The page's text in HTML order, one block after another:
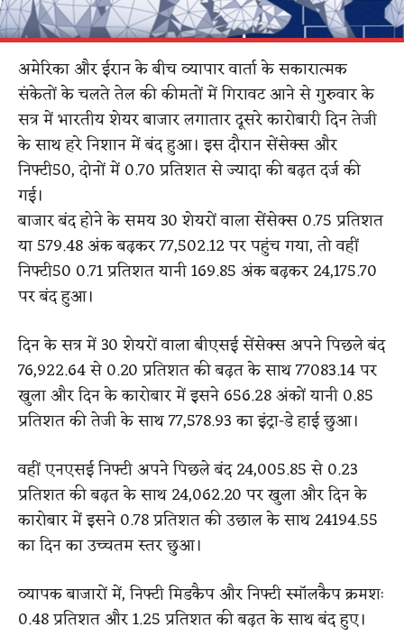
अमेरिका और ईरान के बीच व्यापार वार्ता के सकारात्मक
संकेतों के चलते तेल की कीमतों में गिरावट आने से गुरुवार के
सत्र में भारतीय शेयर बाजार लगातार दूसरे कारोबारी दिन तेजी
के साथ हरे निशान में बंद हुआ। इस दौरान सेंसेक्स और
निफ्टी50, दोनों में 0.70 प्रतिशत से ज्यादा की बढ़त दर्ज की
गई।
बाजार बंद होने के समय 30 शेयरों वाला सेंसेक्स 0.75 प्रतिशत
या 579.48 अंक बढ़कर 77,502.12 पर पहुंच गया, तो वहीं
निफ्टी50 0.71 प्रतिशत यानी 169.85 अंक बढ़कर 24,175.70
पर बंद हुआ।
दिन के सत्र में 30 शेयरों वाला बीएसई सेंसेक्स अपने पिछले बंद
76,922.64 से 0.20 प्रतिशत की बढ़त के साथ 77083.14 पर
खुला और दिन के कारोबार में इसने 656.28 अंकों यानी 0.85
प्रतिशत की तेजी के साथ 77,578.93 का इंट्रा-डे हाई छुआ।
वहीं एनएसई निफ्टी अपने पिछले बंद 24,005.85 से 0.23
प्रतिशत की बढ़त के साथ 24,062.20 पर खुला और दिन के
कारोबार में इसने 0.78 प्रतिशत की उछाल के साथ 24194.55
का दिन का उच्चतम स्तर छुआ।
व्यापक बाजारों में, निफ्टी मिडकैप और निफ्टी स्मॉलकैप क्रमशः
0.48 प्रतिशत और 1.25 प्रतिशत की बढ़त के साथ बंद हुए।